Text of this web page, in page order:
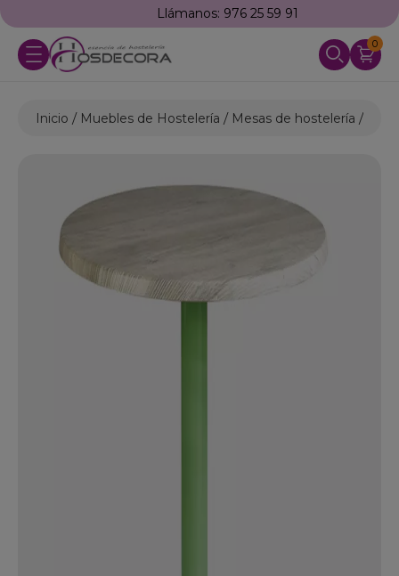
Llámanos: 976 25 59 91
0
Inicio Muebles de Hostelería Mesas de hostelería